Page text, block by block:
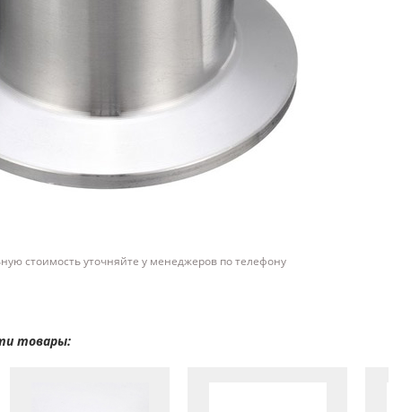
стоимость уточняйте у менеджеров по телефону
товары: